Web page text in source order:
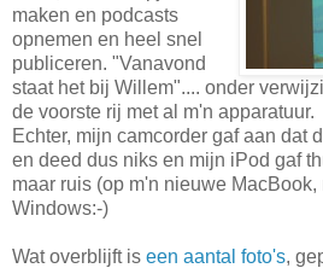
maken en podcasts
opnemen en heel snel
publiceren. "Vanavond
staat het bij Willem".... onder
de voorste rij met al m'n apparatuur.
Echter, mijn camcorder gaf aan dat
en deed dus niks en mijn iPod gaf
maar ruis (op m'n nieuwe
Windows:-)
Wat overblijft is een aantal foto's,